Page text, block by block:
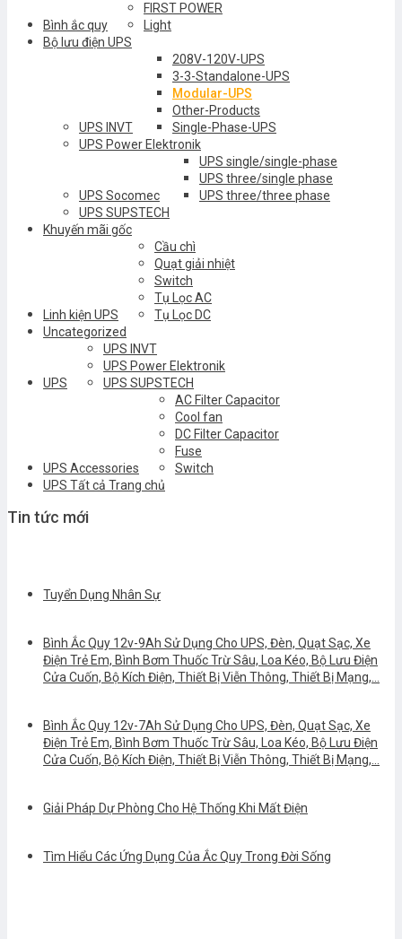
Bình ắc quy
FIRST POWER
Light
Bộ lưu điện UPS
UPS INVT
208V-120V-UPS
3-3-Standalone-UPS
Modular-UPS
Other-Products
Single-Phase-UPS
UPS Power Elektronik
UPS Socomec
UPS single/single-phase
UPS three/single phase
UPS three/three phase
UPS SUPSTECH
Khuyến mãi gốc
Linh kiện UPS
Cầu chì
Quạt giải nhiệt
Switch
Tụ Lọc AC
Tụ Lọc DC
Uncategorized
UPS
UPS INVT
UPS Power Elektronik
UPS SUPSTECH
UPS Accessories
AC Filter Capacitor
Cool fan
DC Filter Capacitor
Fuse
Switch
UPS Tất cả Trang chủ
Tin tức mới
Tuyển Dụng Nhân Sự
Bình Ắc Quy 12v-9Ah Sử Dụng Cho UPS, Đèn, Quạt Sạc, Xe
Điện Trẻ Em, Bình Bơm Thuốc Trừ Sâu, Loa Kéo, Bộ Lưu Điện
Cửa Cuốn, Bộ Kích Điện, Thiết Bị Viễn Thông, Thiết Bị Mạng,…
Bình Ắc Quy 12v-7Ah Sử Dụng Cho UPS, Đèn, Quạt Sạc, Xe
Điện Trẻ Em, Bình Bơm Thuốc Trừ Sâu, Loa Kéo, Bộ Lưu Điện
Cửa Cuốn, Bộ Kích Điện, Thiết Bị Viễn Thông, Thiết Bị Mạng,…
Giải Pháp Dự Phòng Cho Hệ Thống Khi Mất Điện
Tìm Hiểu Các Ứng Dụng Của Ắc Quy Trong Đời Sống